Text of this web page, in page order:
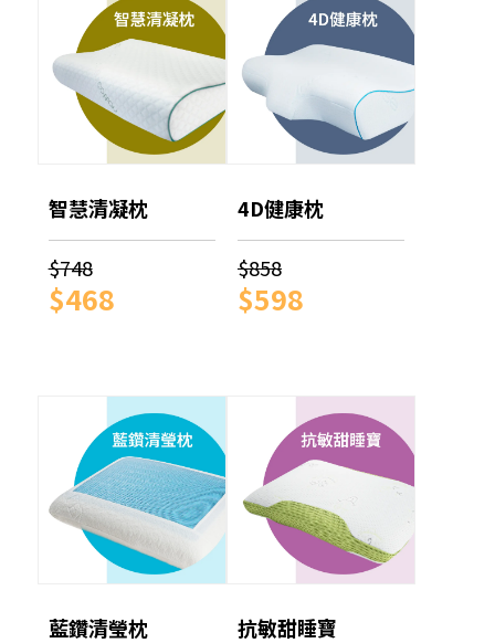
智慧清凝枕
$748
$468
4D健康枕
$858
$598
藍鑽清瑩枕 抗敏甜睡寶